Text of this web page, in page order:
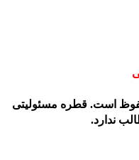
است. قطره مسئولیتی